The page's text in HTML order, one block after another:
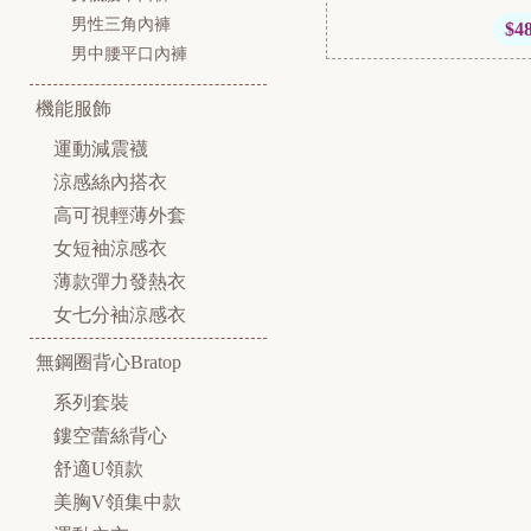
男性三角內褲
男中腰平口內褲
機能服飾
運動減震襪
涼感絲內搭衣
高可視輕薄外套
女短袖涼感衣
薄款彈力發熱衣
女七分袖涼感衣
無鋼圈背心Bratop
系列套裝
鏤空蕾絲背心
舒適U領款
美胸V領集中款